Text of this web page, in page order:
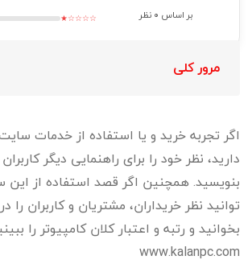
بر اساس 0 نظر
★☆☆☆☆
مرور کلی
اگر تجربه خرید و یا استفاده از خدمات سایت
دارید، نظر خود را برای راهنمایی دیگر
بنویسید. همچنین اگر قصد استفاده از این
توانید نظر خریداران، مشتریان و کاربران
بخوانید و رتبه و اعتبار کلان کامپیوتر را
www.kalanpc.com